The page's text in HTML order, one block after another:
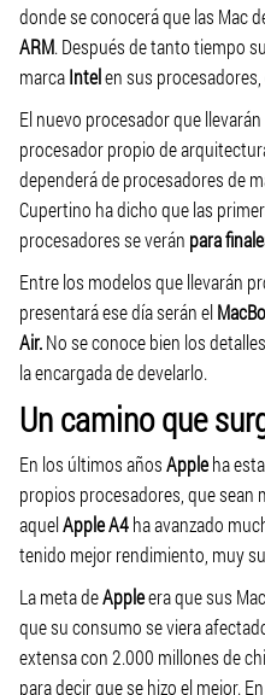
donde se conocerá que las Mac
ARM. Después de tanto tiempo
marcaIntelen sus
El nuevo procesador que llevarán
procesador propio de
dependerá de procesadores de
Cupertino ha dicho que las
procesadores se verán para
Entre los modelos que llevarán
presentará ese día serán el
Air.No se conoce bien los
la encargada de develarlo.
Un camino que
En los últimos añosAppleha
propios procesadores, que sean
aquelApple A4ha avanzado
tenido mejor rendimiento, muy
La meta deAppleera que sus
que su consumo se viera
extensa con 2.000 millones de
para decir que se hizo el mejor.